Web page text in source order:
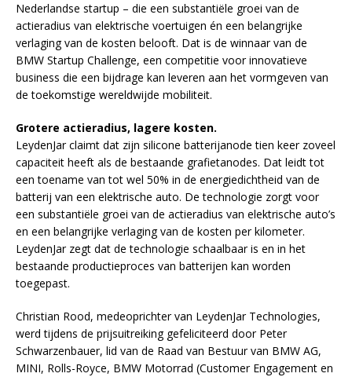
Nederlandse startup – die een substantiële groei van de
actieradius van elektrische voertuigen én een belangrijke
verlaging van de kosten belooft. Dat is de winnaar van de
BMW Startup Challenge, een competitie voor innovatieve
business die een bijdrage kan leveren aan het vormgeven van
de toekomstige wereldwijde mobiliteit.
Grotere actieradius, lagere kosten.
LeydenJar claimt dat zijn silicone batterijanode tien keer zoveel
capaciteit heeft als de bestaande grafietanodes. Dat leidt tot
een toename van tot wel 50% in de energiedichtheid van de
batterij van een elektrische auto. De technologie zorgt voor
een substantiële groei van de actieradius van elektrische auto’s
en een belangrijke verlaging van de kosten per kilometer.
LeydenJar zegt dat de technologie schaalbaar is en in het
bestaande productieproces van batterijen kan worden
toegepast.
Christian Rood, medeoprichter van LeydenJar Technologies,
werd tijdens de prijsuitreiking gefeliciteerd door Peter
Schwarzenbauer, lid van de Raad van Bestuur van BMW AG,
MINI, Rolls-Royce, BMW Motorrad (Customer Engagement en